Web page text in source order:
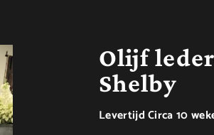
Olijf
Shelby
Levertijd Circa 10